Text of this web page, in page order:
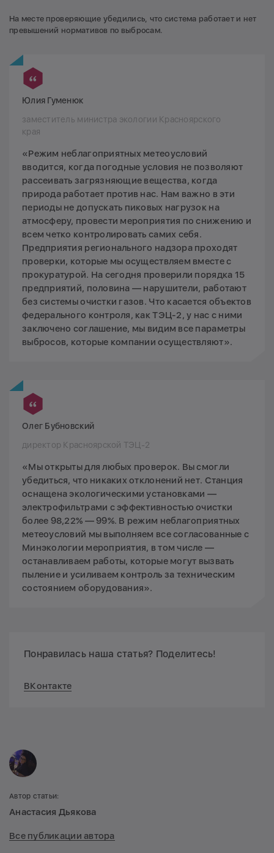
На месте проверяющие убедились, что система работает и нет
превышений нормативов по выбросам.
Юлия Гуменюк
заместитель министра экологии Красноярского
края
«Режим неблагоприятных метеоусловий
вводится, когда погодные условия не позволяют
рассеивать загрязняющие вещества, когда
природа работает против нас. Нам важно в эти
периоды не допускать пиковых нагрузок на
атмосферу, провести мероприятия по снижению и
всем четко контролировать самих себя.
Предприятия регионального надзора проходят
проверки, которые мы осуществляем вместе с
прокуратурой. На сегодня проверили порядка 15
предприятий, половина — нарушители, работают
без системы очистки газов. Что касается объектов
федерального контроля, как ТЭЦ-2, у нас с ними
заключено соглашение, мы видим все параметры
выбросов, которые компании осуществляют».
Олег Бубновский
директор Красноярской ТЭЦ-2
«Мы открыты для любых проверок. Вы смогли
убедиться, что никаких отклонений нет. Станция
оснащена экологическими установками —
электрофильтрами с эффективностью очистки
более 98,22% — 99%. В режим неблагоприятных
метеоусловий мы выполняем все согласованные с
Минэкологии мероприятия, в том числе —
останавливаем работы, которые могут вызвать
пыление и усиливаем контроль за техническим
состоянием оборудования».
Понравилась наша статья? Поделитесь!
ВКонтакте
Автор статьи:
Анастасия Дьякова
Все публикации автора